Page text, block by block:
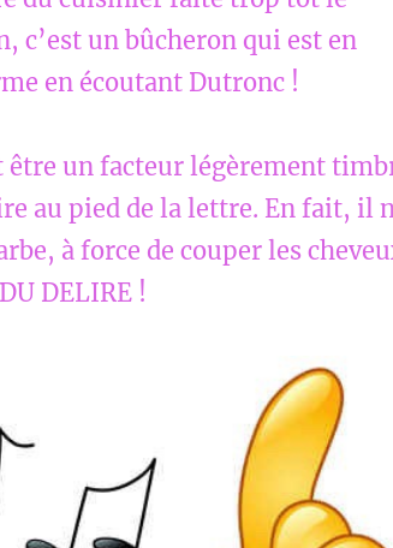
c’est un bûcheron qui est en
en écoutant Dutronc !
être un facteur légèrement
au pied de la lettre. En fait, il
à force de couper les
DELIRE !